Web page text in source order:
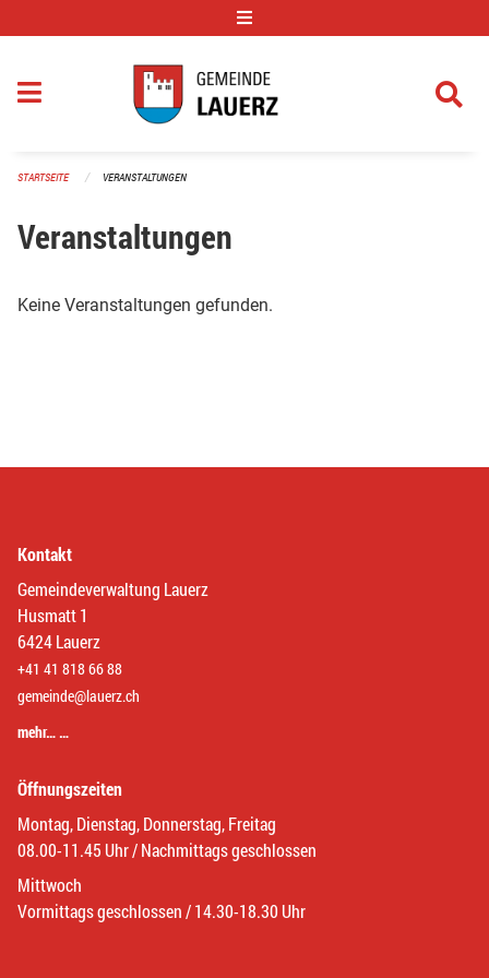
STARTSEITE VERANSTALTUNGEN
Veranstaltungen
Keine Veranstaltungen gefunden.
Kontakt
Gemeindeverwaltung Lauerz
Husmatt 1
6424 Lauerz
+41 41 818 66 88
gemeinde@lauerz.ch
mehr… …
Öffnungszeiten
Montag, Dienstag, Donnerstag, Freitag
08.00-11.45 Uhr / Nachmittags geschlossen
Mittwoch
Vormittags geschlossen / 14.30-18.30 Uhr